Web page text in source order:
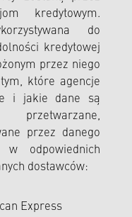
kredytowym.
do
kredytowej
przez niego
które agencje
i jakie dane są
przetwarzane,
przez danego
w odpowiednich
dostawców:
Express